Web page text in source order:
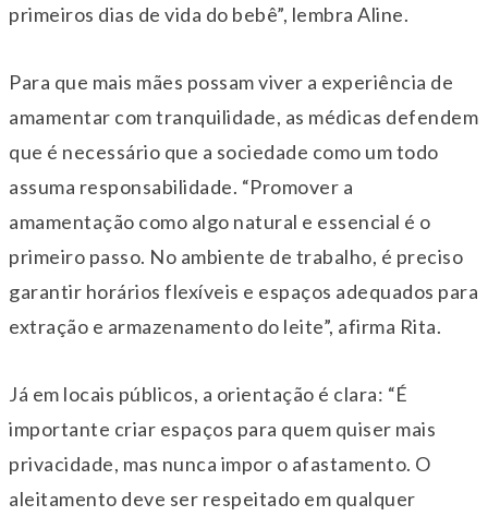
primeiros dias de vida do bebê”, lembra Aline.
Para que mais mães possam viver a experiência de
amamentar com tranquilidade, as médicas defendem
que é necessário que a sociedade como um todo
assuma responsabilidade. “Promover a
amamentação como algo natural e essencial é o
primeiro passo. No ambiente de trabalho, é preciso
garantir horários flexíveis e espaços adequados para
extração e armazenamento do leite”, afirma Rita.
Já em locais públicos, a orientação é clara: “É
importante criar espaços para quem quiser mais
privacidade, mas nunca impor o afastamento. O
aleitamento deve ser respeitado em qualquer